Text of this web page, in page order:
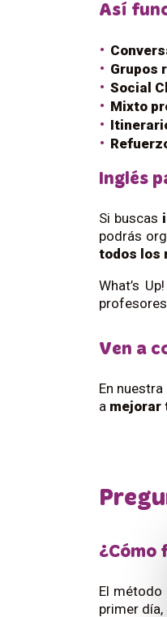
Así
Grupos
Social
Mixto
Inglés
Si buscas
podrás
todos los
What’s
Ven a
En
a mejorar
¿Cómo
El método
primer